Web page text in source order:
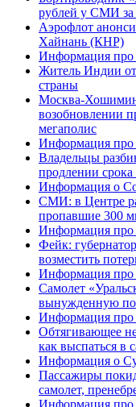
рублей у СМИ за
Аэрофлот
Хайнань (КНР)
Информация
Житель Индии
страны
Москва-
возобновлении
мегаполис
Информация
Владельцы
продлении срока
Информация о
СМИ: в Центре
пропавшие 300
Информация
Фейк:
возместить
Информация про
Самолет
вынужденную
Информация
Обтягивающее
как выспаться в
Информация о
Пассажиры
самолет,
Информация про